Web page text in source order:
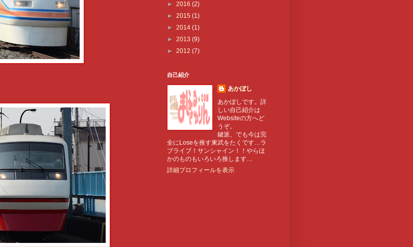
► 2016 (2)
► 2015 (1)
► 2014 (1)
► 2013 (9)
► 2012 (7)
自己紹介
あかぼし
あかぼしです。詳
しい自己紹介は
Websiteの方へど
うぞ。
鍵派、でも今は完
全にLoseを推す東武をたくです…ラ
ブライブ！サンシャイン！！やらほ
かのものもいろいろ推します…
詳細プロフィールを表示